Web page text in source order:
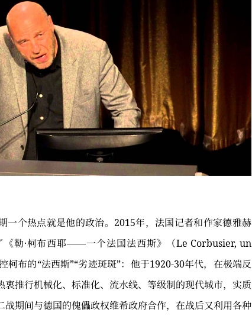
一个热点就是他的政治。2015年，法国记者和作家德雅赫
勒·柯布西耶——一个法国法西斯》（Le Corbusier, un
布的“法西斯”“劣迹斑斑”：他于1920-30年代，在极端反
衷推行机械化、标准化、流水线、等级制的现代城市，实质
战期间与德国的傀儡政权维希政府合作，在战后又利用各种